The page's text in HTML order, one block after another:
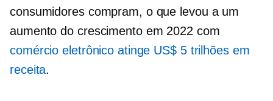
consumidores compram, o que levou a um
aumento do crescimento em 2022 com
comércio eletrônico atinge US$ 5 trilhões em
receita.